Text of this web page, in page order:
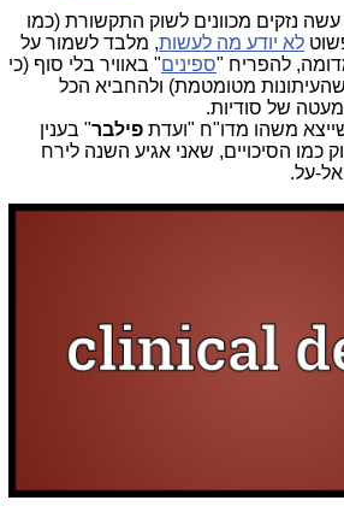
נזקים מכוונים לשוק התקשורת (כמו
לא יודע מה לעשות, מלבד לשמור על
להפריח "ספינים" באוויר בלי סוף (כי
מטומטמת) ולהחביא הכל
של סודיות.
משהו מדו"ח "ועדת פילבר" בענין
כמו הסיכויים, שאני אגיע השנה לירח
על.